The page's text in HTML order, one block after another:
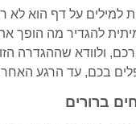
למילים על דף הוא לא רק
להגדיר מה הופך
ולוודא שההגדרה
בכם, עד הרגע
ברורים